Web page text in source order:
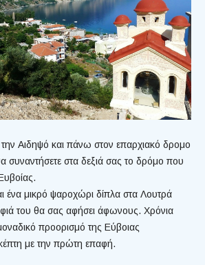
την Αιδηψό και πάνω στον επαρχιακό δρομο
συναντήσετε στα δεξιά σας το δρόμο που
ένα μικρό ψαροχώρι δίπλα στα Λουτρά
του θα σας αφήσει άφωνους. Χρόνια
προορισμό της Εύβοιας
με την πρώτη επαφή.